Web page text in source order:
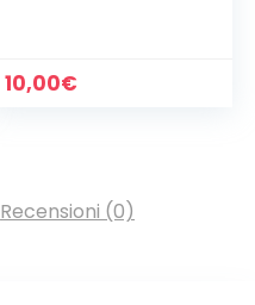
10,00€
Recensioni (0)